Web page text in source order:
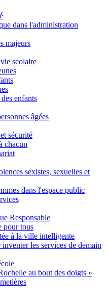
dans l'administration
majeurs
scolaire
enfants
âgées
sécurité
chacun
sexistes, sexuelles et
dans l'espace public
Responsable
pour tous
à la ville intelligente
les services de demain
au bout des doigts »